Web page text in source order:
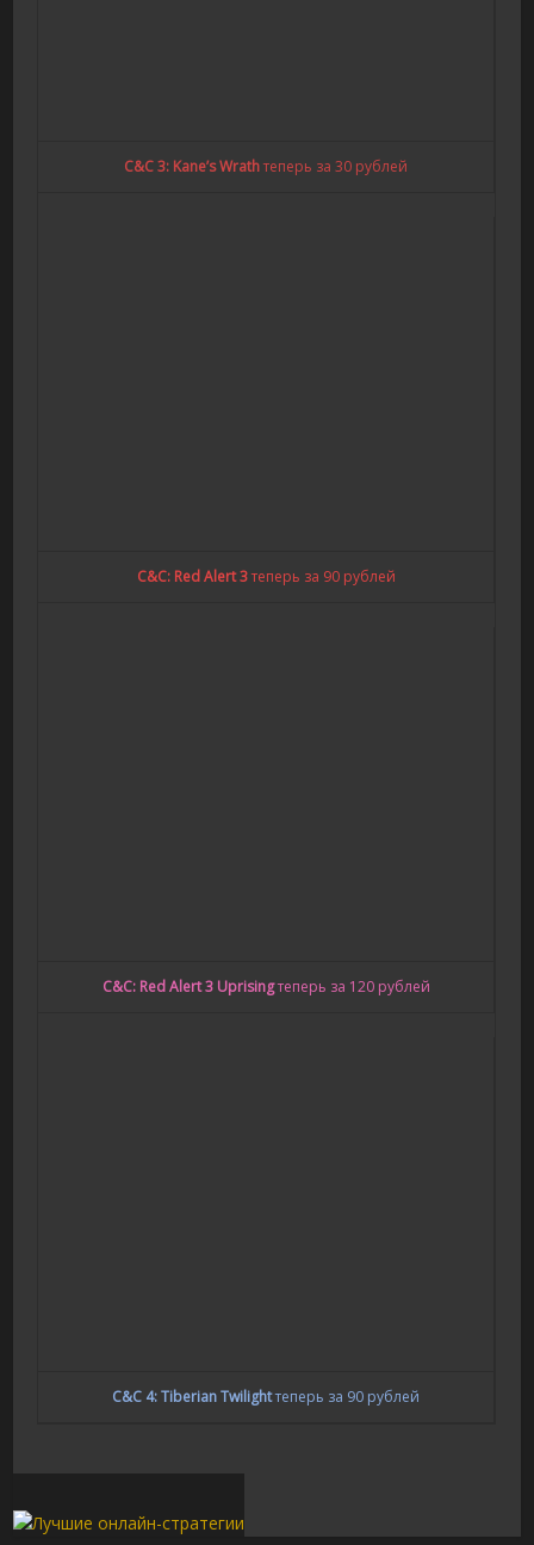
C&C 3: Kane’s Wrathтеперь за 30 рублей
C&C: Red Alert 3теперь за 90 рублей
C&C: Red Alert 3 Uprisingтеперь за 120 рублей
C&C 4: Tiberian Twilightтеперь за 90 рублей